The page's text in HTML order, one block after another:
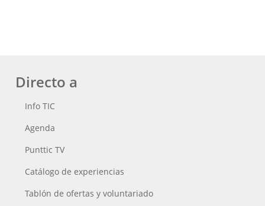
Directo a
Info TIC
Agenda
Punttic TV
Catálogo de experiencias
Tablón de ofertas y voluntariado